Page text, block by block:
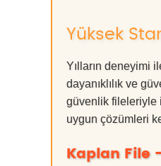
Yüksek
Yılların deneyimi
dayanıklılık ve
güvenlik fileleriyle
uygun çözümleri
Kaplan File